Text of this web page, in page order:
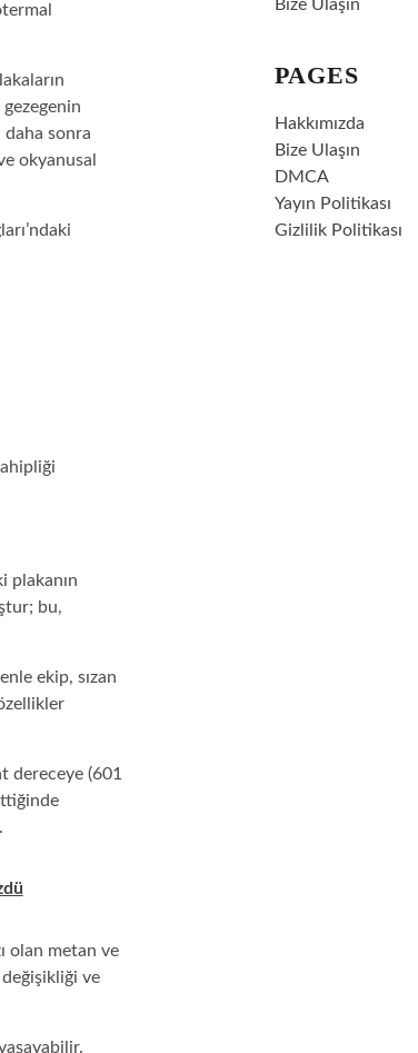
daha sonra
okyanusal
plakanın
bu,
ekip, sızan
dereceye (601
olan metan ve
değişikliği ve
Bize Ulaşın
PAGES
Hakkımızda
Bize Ulaşın
DMCA
Yayın Politikası
Gizlilik Politikası